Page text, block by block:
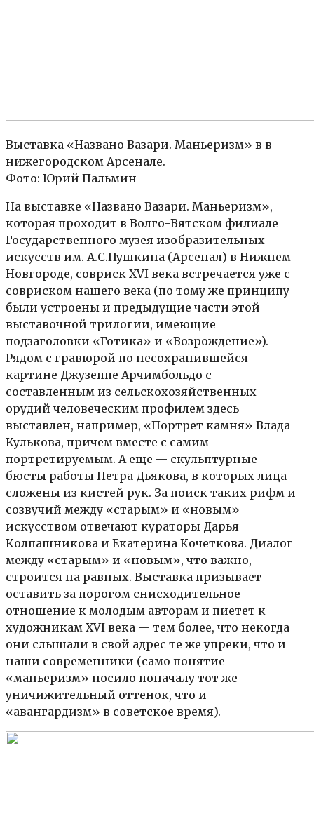
Выставка «Названо Вазари. Маньеризм» в в
нижегородском Арсенале.
Фото: Юрий Пальмин
На выставке «Названо Вазари. Маньеризм»,
которая проходит в Волго-Вятском филиале
Государственного музея изобразительных
искусств им. А.С.Пушкина (Арсенал) в Нижнем
Новгороде, совриск XVI века встречается уже с
совриском нашего века (по тому же принципу
были устроены и предыдущие части этой
выставочной трилогии, имеющие
подзаголовки «Готика» и «Возрождение»).
Рядом с гравюрой по несохранившейся
картине Джузеппе Арчимбольдо с
составленным из сельскохозяйственных
орудий человеческим профилем здесь
выставлен, например, «Портрет камня» Влада
Кулькова, причем вместе с самим
портретируемым. А еще — скульптурные
бюсты работы Петра Дьякова, в которых лица
сложены из кистей рук. За поиск таких рифм и
созвучий между «старым» и «новым»
искусством отвечают кураторы Дарья
Колпашникова и Екатерина Кочеткова. Диалог
между «старым» и «новым», что важно,
строится на равных. Выставка призывает
оставить за порогом снисходительное
отношение к молодым авторам и пиетет к
художникам XVI века — тем более, что некогда
они слышали в свой адрес те же упреки, что и
наши современники (само понятие
«маньеризм» носило поначалу тот же
уничижительный оттенок, что и
«авангардизм» в советское время).